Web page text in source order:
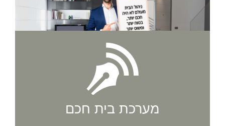
מערכת בית חכם